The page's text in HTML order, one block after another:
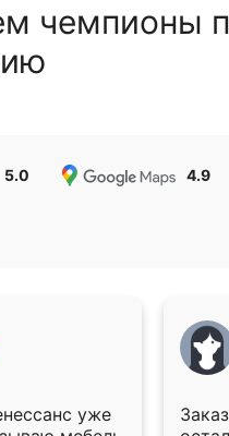
чемпионы
5.0 4.9
уже